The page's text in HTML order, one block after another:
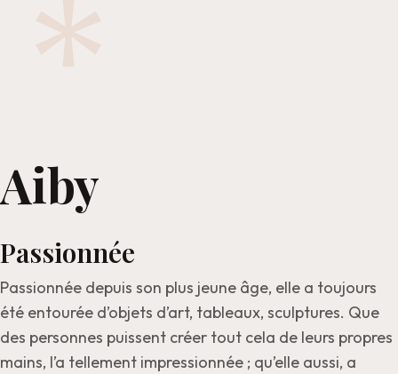
Aiby
Passionnée
Passionnée depuis son plus jeune âge, elle a toujours
été entourée d’objets d’art, tableaux, sculptures. Que
des personnes puissent créer tout cela de leurs propres
mains, l’a tellement impressionnée ; qu’elle aussi, a